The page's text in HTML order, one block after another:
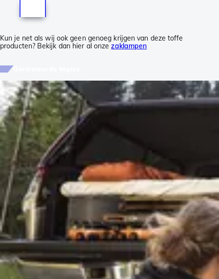
Kun je net als wij ook geen genoeg krijgen van deze toffe
producten? Bekijk dan hier al onzezaklampen